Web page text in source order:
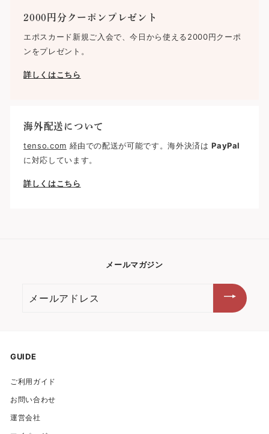
2000円分クーポンプレゼント
エポスカード新規ご入会で、今日から使える2000円クーポ
ンをプレゼント。
詳しくはこちら
海外配送について
tenso.com 経由での配送が可能です。海外決済はPayPal
に対応しています。
詳しくはこちら
メールマガジン
ド
ス
GUIDE
ご利用ガイド
お問い合わせ
運営会社